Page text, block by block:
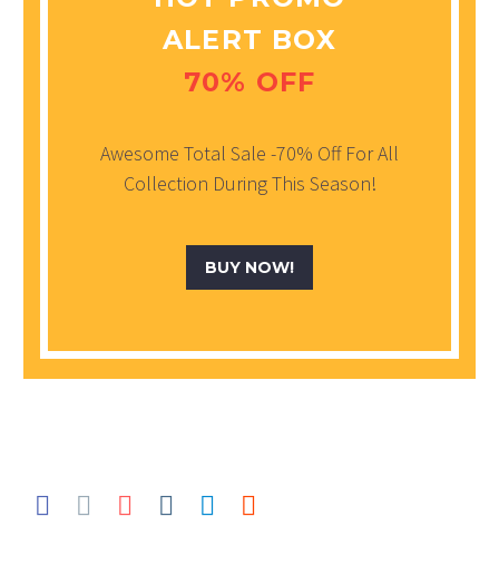
ALERT BOX
70% OFF
Awesome Total Sale -70% Off For All
Collection During This Season!
BUY NOW!